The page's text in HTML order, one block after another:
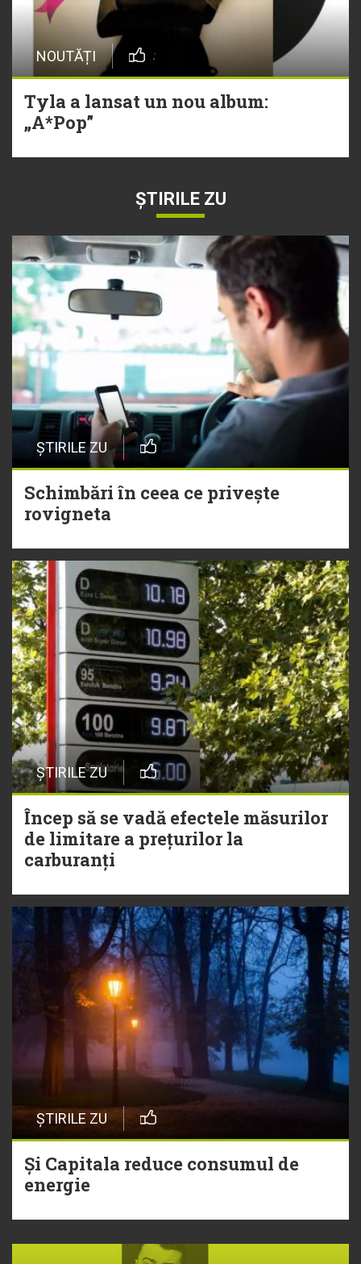
NOUTĂȚI
Tyla a lansat un nou album:
„A*Pop”
ȘTIRILE ZU
ȘTIRILE ZU
Schimbări în ceea ce privește
rovigneta
ȘTIRILE ZU
Încep să se vadă efectele măsurilor
de limitare a prețurilor la
carburanți
ȘTIRILE ZU
Și Capitala reduce consumul de
energie